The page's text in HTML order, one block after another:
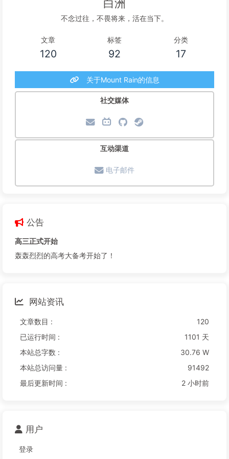
白洲
不念过往，不畏将来，活在当下。
文章
120
标签
92
分类
17
关于Mount Rain的信息
社交媒体
互动渠道
电子邮件
公告
高三正式开始
轰轰烈烈的高考大备考开始了！
网站资讯
文章数目 :
120
已运行时间 :
1101 天
本站总字数 :
30.76 W
本站总访问量 :
91492
最后更新时间 :
2 小时前
用户
登录